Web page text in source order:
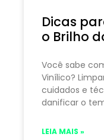
Dicas
o Brilho
Você sabe
Vinílico?
cuidados e
danificar o
LEIA MAIS »